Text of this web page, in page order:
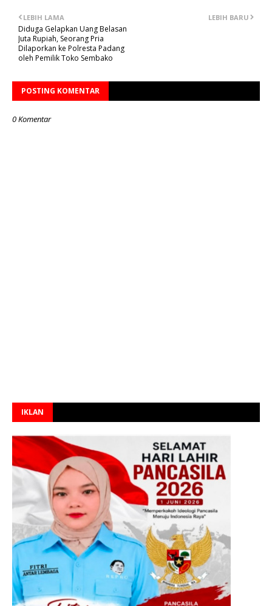
LEBIH BARU
LEBIH LAMA
Diduga Gelapkan Uang Belasan
Juta Rupiah, Seorang Pria
Dilaporkan ke Polresta Padang
oleh Pemilik Toko Sembako
POSTING KOMENTAR
0 Komentar
IKLAN